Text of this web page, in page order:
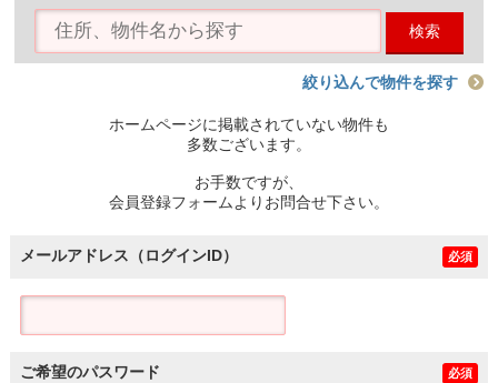
物件を探す
購入TOP
条件から探す
住宅ローン控除シミュレータ
検索
絞り込んで物件を探す
ホームページに掲載されていない物件も
多数ございます。
お手数ですが、
会員登録フォームよりお問合せ下さい。
メールアドレス（ログインID） 必須
ご希望のパスワード 必須